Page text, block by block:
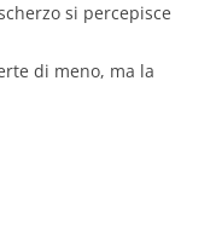
si percepisce
di meno, ma la